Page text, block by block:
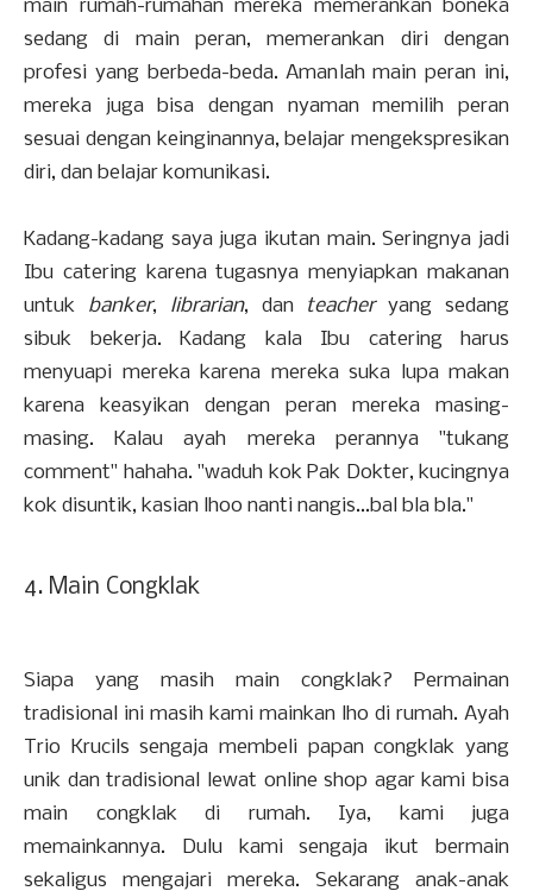
main rumah-rumahan mereka memerankan boneka
sedang di main peran, memerankan diri dengan
profesi yang berbeda-beda. Amanlah main peran ini,
mereka juga bisa dengan nyaman memilih peran
sesuai dengan keinginannya, belajar mengekspresikan
diri, dan belajar komunikasi.
Kadang-kadang saya juga ikutan main. Seringnya jadi
Ibu catering karena tugasnya menyiapkan makanan
untuk banker, librarian, dan teacheryang sedang
sibuk bekerja. Kadang kala Ibu catering harus
menyuapi mereka karena mereka suka lupa makan
karena keasyikan dengan peran mereka masing-
masing. Kalau ayah mereka perannya "tukang
comment" hahaha. "waduh kok Pak Dokter, kucingnya
kok disuntik, kasian lhoo nanti nangis...bal bla bla."
4. Main Congklak
Siapa yang masih main congklak? Permainan
tradisional ini masih kami mainkan lho di rumah. Ayah
Trio Krucils sengaja membeli papan congklak yang
unik dan tradisional lewat online shop agar kami bisa
main congklak di rumah. Iya, kami juga
memainkannya. Dulu kami sengaja ikut bermain
sekaligus mengajari mereka. Sekarang anak-anak